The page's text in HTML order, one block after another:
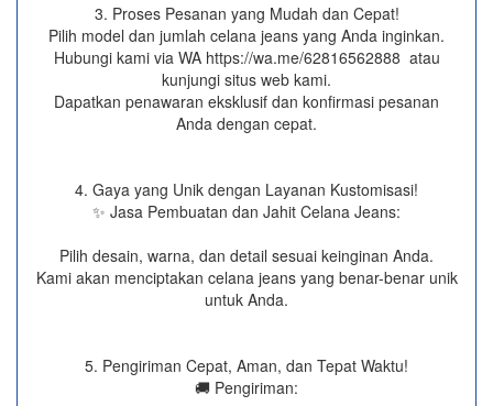
3. Proses Pesanan yang Mudah dan Cepat!
Pilih model dan jumlah celana jeans yang Anda inginkan.
Hubungi kami via WA https://wa.me/62816562888​ atau
kunjungi situs web kami.
Dapatkan penawaran eksklusif dan konfirmasi pesanan
Anda dengan cepat.
4. Gaya yang Unik dengan Layanan Kustomisasi!
✨ Jasa Pembuatan dan Jahit Celana Jeans:
Pilih desain, warna, dan detail sesuai keinginan Anda.
Kami akan menciptakan celana jeans yang benar-benar unik
untuk Anda.
5. Pengiriman Cepat, Aman, dan Tepat Waktu!
🚚 Pengiriman: